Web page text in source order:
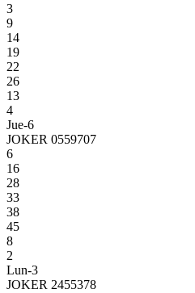
3
9
14
19
22
26
13
4
Jue-6
JOKER 0559707
6
16
28
33
38
45
8
2
Lun-3
JOKER 2455378